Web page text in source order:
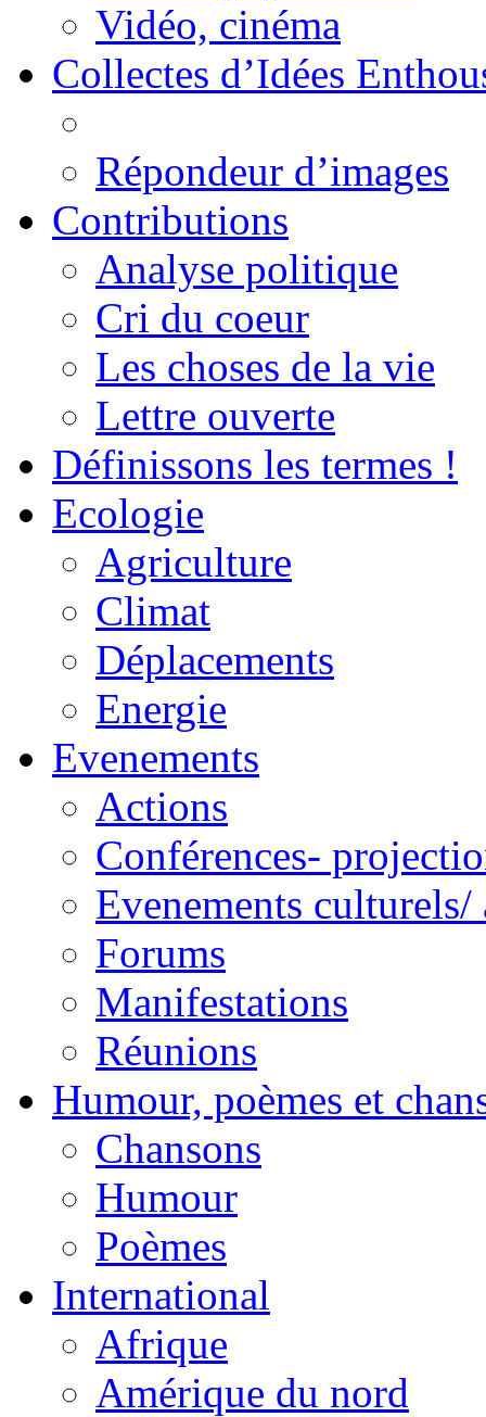
Vidéo, cinéma
Collectes d’Idées
Répondeur d’images
Contributions
Analyse politique
Cri du coeur
Les choses de la vie
Lettre ouverte
Définissons les termes !
Ecologie
Agriculture
Climat
Déplacements
Energie
Evenements
Actions
Conférences-
Evenements culturels/
Forums
Manifestations
Réunions
Humour, poèmes et
Chansons
Humour
Poèmes
International
Afrique
Amérique du nord